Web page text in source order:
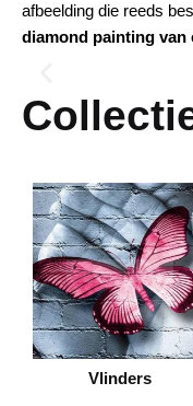
afbeelding die reeds
diamond painting van
Vlinders